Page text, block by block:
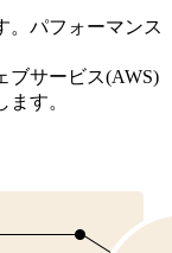
。パフォーマンス
ブサービス(AWS)
す。